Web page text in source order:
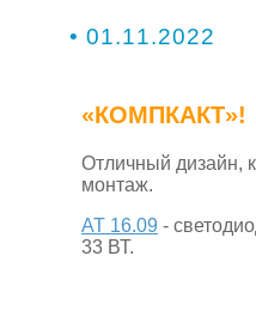
• 01.11.2022
«КОМПКАКТ»!
Отличный дизайн,
монтаж.
АТ 16.09 -
33 ВТ.